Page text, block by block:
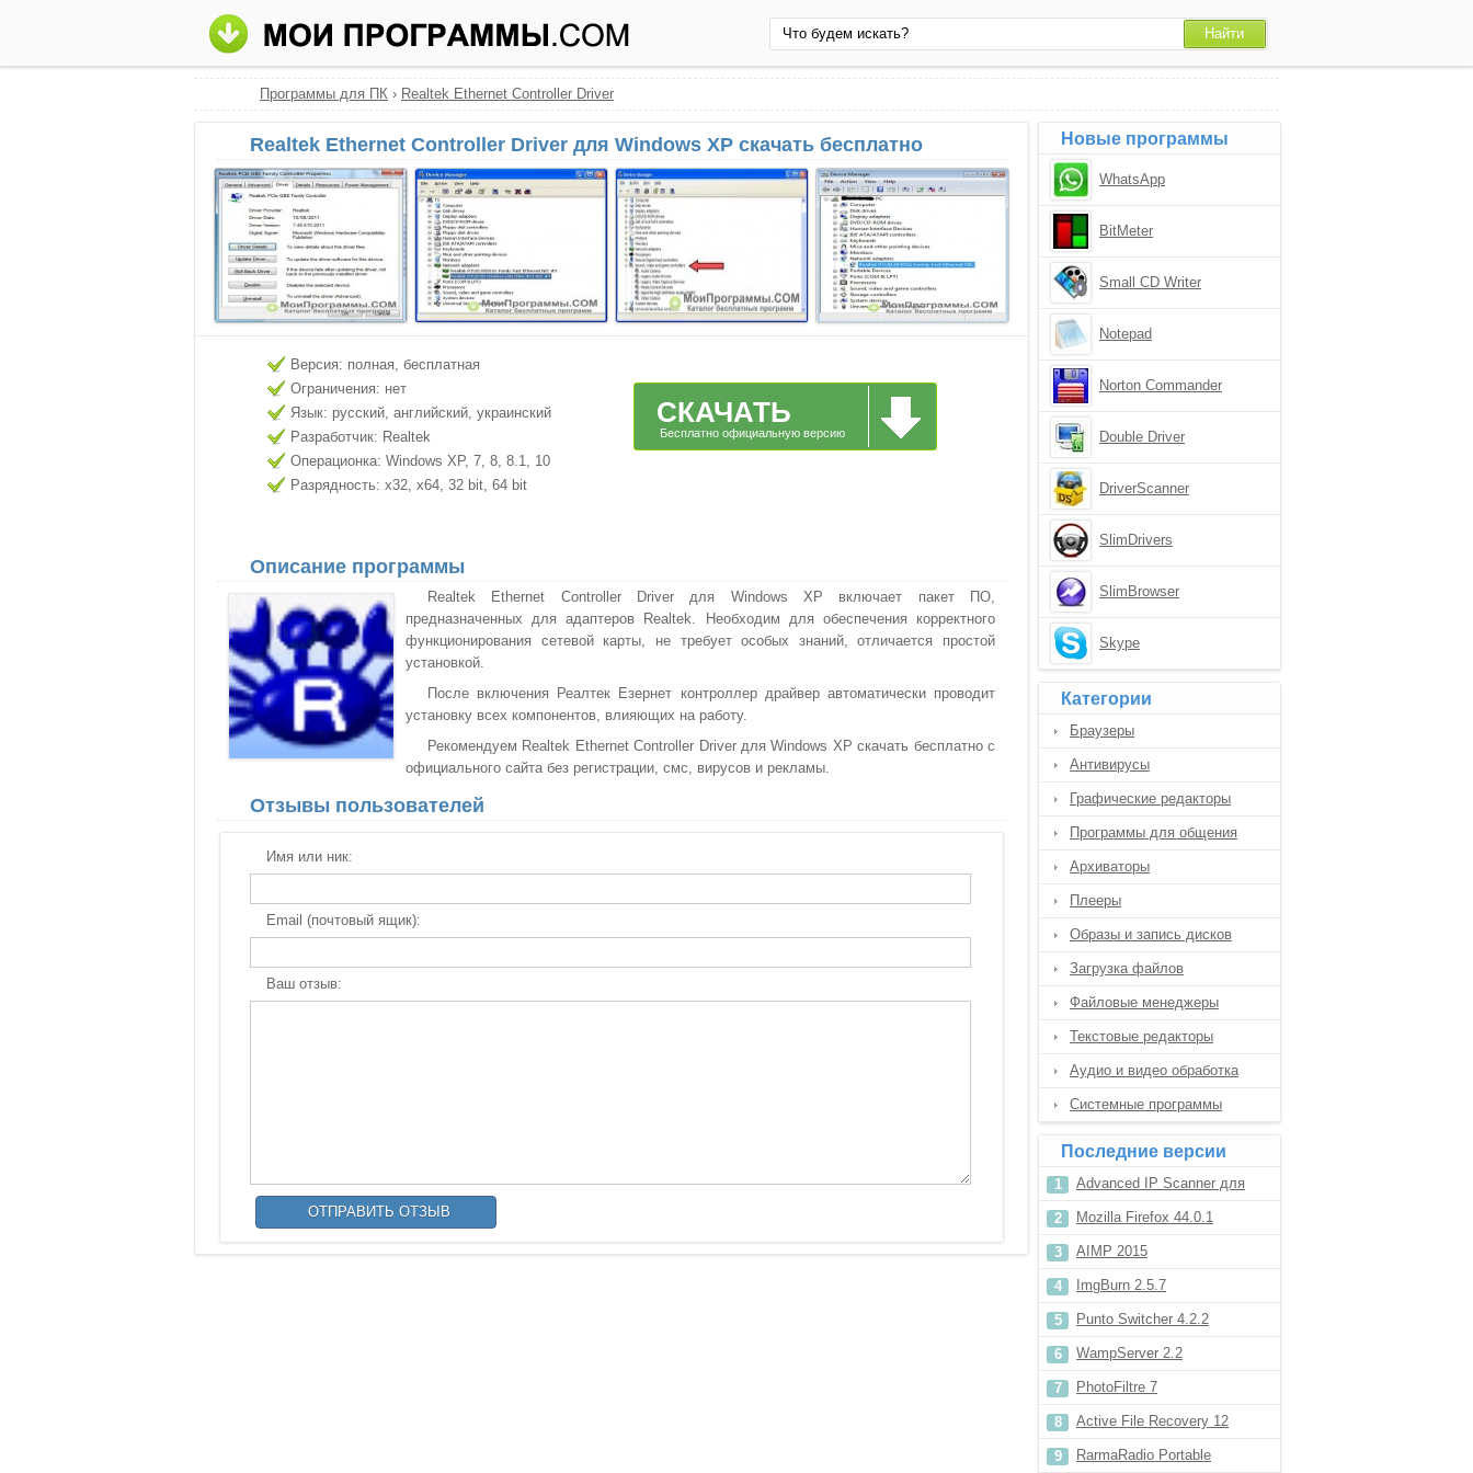
Программы для ПК › Realtek Ethernet Controller Driver
Realtek Ethernet Controller Driver для Windows XP скачать бесплатно
Версия: полная, бесплатная
Ограничения: нет
Язык: русский, английский, украинский
Разработчик: Realtek
Операционка: Windows XP, 7, 8, 8.1, 10
Разрядность: x32, x64, 32 bit, 64 bit
СКАЧАТЬ
Бесплатно официальную версию
Описание программы
Realtek Ethernet Controller Driver для Windows XP включает пакет ПО,
предназначенных для адаптеров Realtek. Необходим для обеспечения корректного
функционирования сетевой карты, не требует особых знаний, отличается простой
установкой.
После включения Реалтек Езернет контроллер драйвер автоматически проводит
установку всех компонентов, влияющих на работу.
Рекомендуем Realtek Ethernet Controller Driver для Windows XP скачать бесплатно с
официального сайта без регистрации, смс, вирусов и рекламы.
Отзывы пользователей
Имя или ник:
Email (почтовый ящик):
Ваш отзыв:
Новые программы
WhatsApp
BitMeter
Small CD Writer
Notepad
Norton Commander
Double Driver
DriverScanner
SlimDrivers
SlimBrowser
Skype
Категории
Браузеры
Антивирусы
Графические редакторы
Программы для общения
Архиваторы
Плееры
Образы и запись дисков
Загрузка файлов
Файловые менеджеры
Текстовые редакторы
Аудио и видео обработка
Системные программы
Последние версии
Advanced IP Scanner для
Windows XP
Mozilla Firefox 44.0.1
AIMP 2015
ImgBurn 2.5.7
Punto Switcher 4.2.2
WampServer 2.2
PhotoFiltre 7
Active File Recovery 12
RarmaRadio Portable